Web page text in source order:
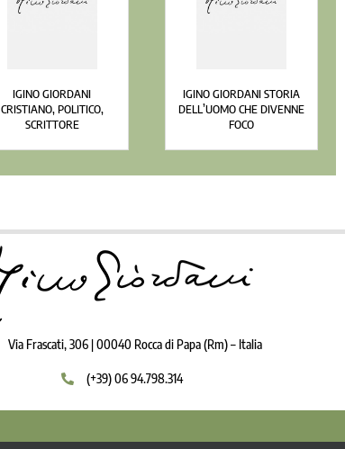
IGINO GIORDANI
CRISTIANO, POLITICO,
SCRITTORE
IGINO GIORDANI STORIA
DELL’UOMO CHE DIVENNE
FOCO
Via Frascati, 306 | 00040 Rocca di Papa (Rm) – Italia
(+39) 06 94.798.314